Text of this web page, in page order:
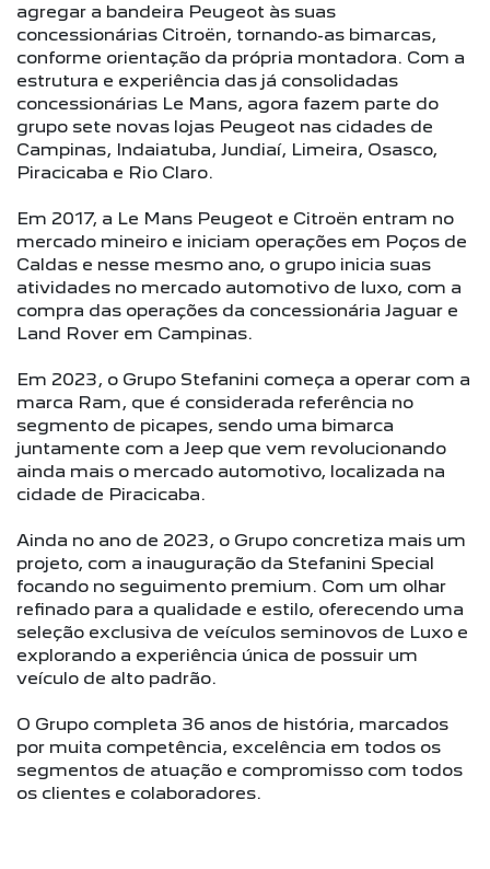
agregar a bandeira Peugeot às suas
concessionárias Citroën, tornando-as bimarcas,
conforme orientação da própria montadora. Com a
estrutura e experiência das já consolidadas
concessionárias Le Mans, agora fazem parte do
grupo sete novas lojas Peugeot nas cidades de
Campinas, Indaiatuba, Jundiaí, Limeira, Osasco,
Piracicaba e Rio Claro.
Em 2017, a Le Mans Peugeot e Citroën entram no
mercado mineiro e iniciam operações em Poços de
Caldas e nesse mesmo ano, o grupo inicia suas
atividades no mercado automotivo de luxo, com a
compra das operações da concessionária Jaguar e
Land Rover em Campinas.
Em 2023, o Grupo Stefanini começa a operar com a
marca Ram, que é considerada referência no
segmento de picapes, sendo uma bimarca
juntamente com a Jeep que vem revolucionando
ainda mais o mercado automotivo, localizada na
cidade de Piracicaba.
Ainda no ano de 2023, o Grupo concretiza mais um
projeto, com a inauguração da Stefanini Special
focando no seguimento premium. Com um olhar
refinado para a qualidade e estilo, oferecendo uma
seleção exclusiva de veículos seminovos de Luxo e
explorando a experiência única de possuir um
veículo de alto padrão.
O Grupo completa 36 anos de história, marcados
por muita competência, excelência em todos os
segmentos de atuação e compromisso com todos
os clientes e colaboradores.